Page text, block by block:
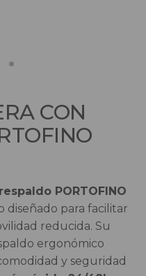
CON
PORTOFINO
diseñado para facilitar
reducida. Su
ergonómico
y seguridad